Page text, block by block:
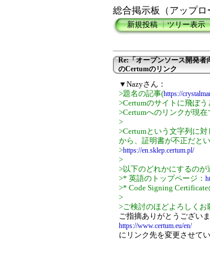
総合掲示板（アップ
新規投稿┃ツリー表示
Re:「オープンソース開発者
のCertumのリンク
▼Nazyさん：
>題名の記事(https://
>Certumのサイトに飛ぼう
>Certumへのリンクが現
>
>Certumという文字列に
から、証明書が不正だと
>https://en.sklep.certum.pl/
>
>以下のどれかにするのが
>* 英語のトップページ：
>* Code Signing Certificate
>
>ご検討のほどよろしくお
ご指摘ありがとうございま
https://www.certum.eu/en/
にリンク先を変更させて